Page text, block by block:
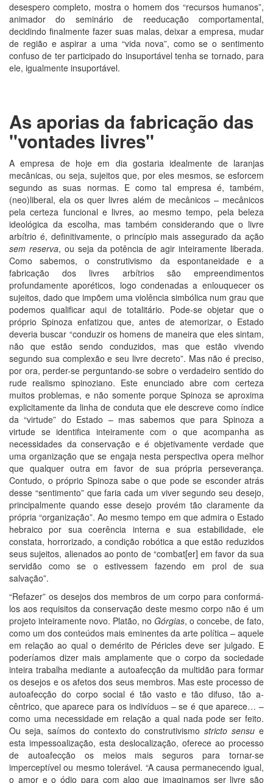
desespero completo, mostra o homem dos “recursos humanos”,
animador do seminário de reeducação comportamental,
decidindo finalmente fazer suas malas, deixar a empresa, mudar
de região e aspirar a uma “vida nova”, como se o sentimento
confuso de ter participado do insuportável tenha se tornado, para
ele, igualmente insuportável.
As aporias da fabricação das
"vontades livres"
A empresa de hoje em dia gostaria idealmente de laranjas
mecânicas, ou seja, sujeitos que, por eles mesmos, se esforcem
segundo as suas normas. E como tal empresa é, também,
(neo)liberal, ela os quer livres além de mecânicos – mecânicos
pela certeza funcional e livres, ao mesmo tempo, pela beleza
ideológica da escolha, mas também considerando que o livre
arbítrio é, definitivamente, o princípio mais assegurado da ação
sem reserva, ou seja da potência de agir inteiramente liberada.
Como sabemos, o construtivismo da espontaneidade e a
fabricação dos livres arbítrios são empreendimentos
profundamente aporéticos, logo condenadas a enlouquecer os
sujeitos, dado que impõem uma violência simbólica num grau que
podemos qualificar aqui de totalitário. Pode-se objetar que o
próprio Spinoza enfatizou que, antes de atemorizar, o Estado
deveria buscar “conduzir os homens de maneira que eles sintam,
não que estão sendo conduzidos, mas que estão vivendo
segundo sua complexão e seu livre decreto”. Mas não é preciso,
por ora, perder-se perguntando-se sobre o verdadeiro sentido do
rude realismo spinoziano. Este enunciado abre com certeza
muitos problemas, e não somente porque Spinoza se aproxima
explicitamente da linha de conduta que ele descreve como índice
da “virtude” do Estado – mas sabemos que para Spinoza a
virtude se identifica inteiramente com o que acompanha as
necessidades da conservação e é objetivamente verdade que
uma organização que se engaja nesta perspectiva opera melhor
que qualquer outra em favor de sua própria perseverança.
Contudo, o próprio Spinoza sabe o que pode se esconder atrás
desse “sentimento” que faria cada um viver segundo seu desejo,
principalmente quando esse desejo provém tão claramente da
própria “organização”. Ao mesmo tempo em que admira o Estado
hebraico por sua coerência interna e sua estabilidade, ele
constata, horrorizado, a condição robótica a que estão reduzidos
seus sujeitos, alienados ao ponto de “combat[er] em favor da sua
servidão como se o estivessem fazendo em prol de sua
salvação”.
“Refazer” os desejos dos membros de um corpo para conformá-
los aos requisitos da conservação deste mesmo corpo não é um
projeto inteiramente novo. Platão, no Górgias, o concebe, de fato,
como um dos conteúdos mais eminentes da arte política – aquele
em relação ao qual o demérito de Péricles deve ser julgado. E
poderíamos dizer mais amplamente que o corpo da sociedade
inteira trabalha mediante a autoafecção da multidão para formar
os desejos e os afetos dos seus membros. Mas este processo de
autoafecção do corpo social é tão vasto e tão difuso, tão a-
cêntrico, que aparece para os indivíduos – se é que aparece… –
como uma necessidade em relação a qual nada pode ser feito.
Ou seja, saímos do contexto do construtivismostricto sensu e
esta impessoalização, esta deslocalização, oferece ao processo
de autoafecção os meios mais seguros para tornar-se
imperceptível ou mesmo tolerável. “A causa permanecendo igual,
o amor e o ódio para com algo que imaginamos ser livre são